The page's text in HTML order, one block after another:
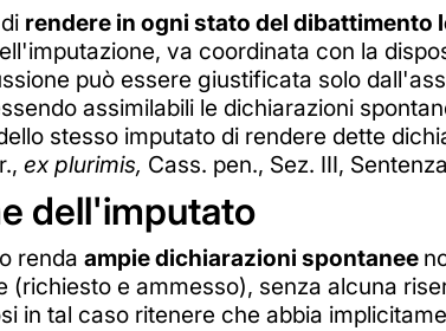
rendere in ogni stato del
va coordinata con la
può essere giustificata solo
assimilabili le dichiarazioni
stesso imputato di rendere dette
ex plurimis, Cass. pen., Sez. III,
dell'imputato
renda ampie dichiarazioni spontanee
(richiesto e ammesso), senza alcuna
in tal caso ritenere che abbia